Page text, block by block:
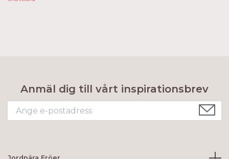
Anmäl dig till vårt inspirationsbrev
Jordnära Fröer